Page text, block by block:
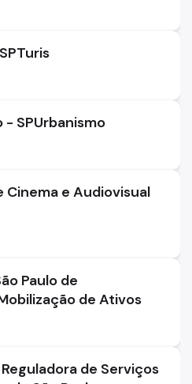
- SPUrbanismo
Cinema e Audiovisual
Paulo de
de Ativos
de Serviços